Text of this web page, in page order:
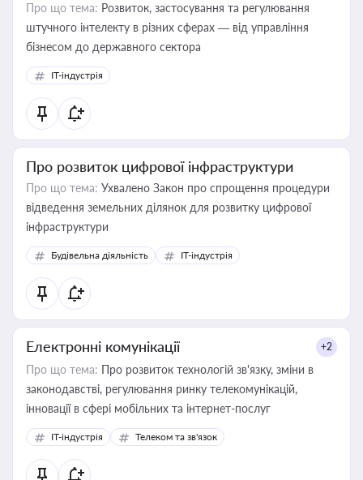
Про що тема: Розвиток, застосування та регулювання
штучного інтелекту в різних сферах — від управління
бізнесом до державного сектора
IT-індустрія
Про розвиток цифрової інфраструктури
Про що тема: Ухвалено Закон про спрощення процедури
відведення земельних ділянок для розвитку цифрової
інфраструктури
Будівельна діяльність IT-індустрія
Електронні комунікації +2
Про що тема: Про розвиток технологій зв'язку, зміни в
законодавстві, регулювання ринку телекомунікацій,
інновації в сфері мобільних та інтернет-послуг
IT-індустрія Телеком та зв'язок